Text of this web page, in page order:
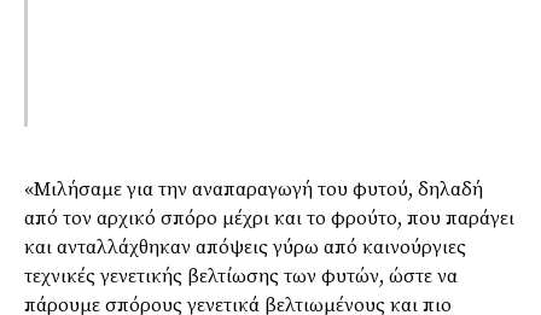
«Μιλήσαμε για την αναπαραγωγή του φυτού, δηλαδή
από τον αρχικό σπόρο μέχρι και το φρούτο, που παράγει
και ανταλλάχθηκαν απόψεις γύρω από καινούργιες
τεχνικές γενετικής βελτίωσης των φυτών, ώστε να
πάρουμε σπόρους γενετικά βελτιωμένους και πιο